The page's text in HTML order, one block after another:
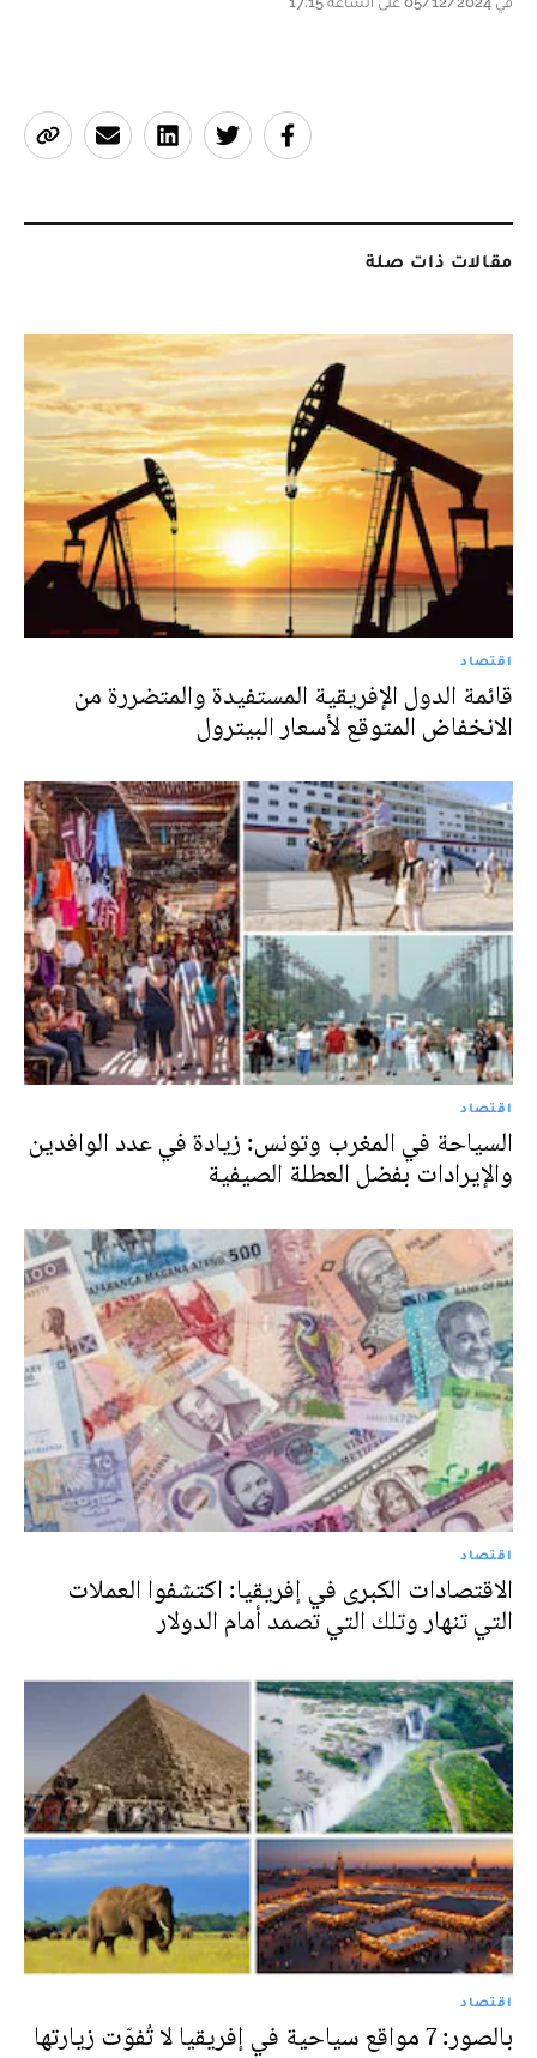
مقالات ذات صلة
اقتصاد
قائمة الدول الإفريقية المستفيدة والمتضررة من
الانخفاض المتوقع لأسعار البيترول
اقتصاد
السياحة في المغرب وتونس: زيادة في عدد الوافدين
والإيرادات بفضل العطلة الصيفية
اقتصاد
الاقتصادات الكبرى في إفريقيا: اكتشفوا العملات
التي تنهار وتلك التي تصمد أمام الدولار
اقتصاد
بالصور: 7 مواقع سياحية في إفريقيا لا تُفوّت زيارتها